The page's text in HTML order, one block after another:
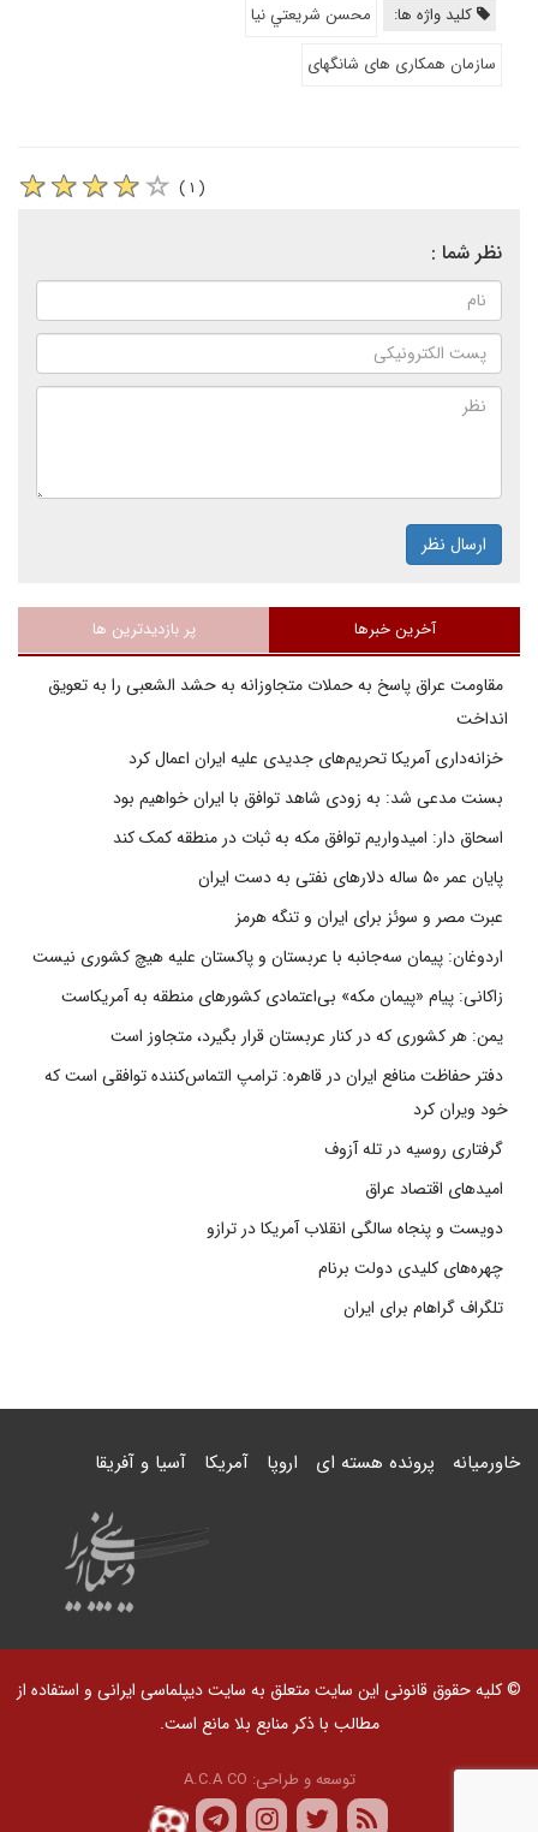
کلید واژه ها:
محسن شريعتي نيا
سازمان همکاری های شانگهای
( ۱ )
نظر شما :
ارسال نظر
آخرین خبرها پر بازدیدترین ها
مقاومت عراق پاسخ به حملات متجاوزانه به حشد الشعبی را به تعویق
انداخت
خزانه‌داری آمریکا تحریم‌های جدیدی علیه ایران اعمال کرد
بسنت مدعی شد: به زودی شاهد توافق با ایران خواهیم بود
اسحاق دار: امیدواریم توافق مکه به ثبات در منطقه کمک کند
پایان عمر ۵۰ ساله دلارهای نفتی به دست ایران
عبرت مصر و سوئز برای ایران و تنگه هرمز
اردوغان: پیمان سه‌جانبه با عربستان و پاکستان علیه هیچ کشوری نیست
زاکانی: پیام «پیمان مکه» بی‌اعتمادی کشورهای منطقه به آمریکاست
یمن: هر کشوری که در کنار عربستان قرار بگیرد، متجاوز است
دفتر حفاظت منافع ایران در قاهره: ترامپ التماس‌کننده توافقی است که
خود ویران کرد
گرفتاری روسیه در تله آزوف
امیدهای اقتصاد عراق
دویست و پنجاه سالگی انقلاب آمریکا در ترازو
چهره‌های کلیدی دولت برنام
تلگراف گراهام برای ایران
خاورمیانه پرونده هسته ای اروپا آمریکا آسیا و آفریقا
© کلیه حقوق قانونی این سایت متعلق به سایت دیپلماسی ایرانی و استفاده از
مطالب با ذکر منابع بلا مانع است.
توسعه و طراحی: A.C.A CO